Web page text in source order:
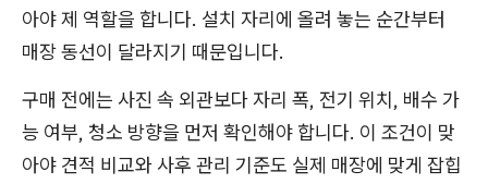
아야 제 역할을 합니다. 설치 자리에 올려 놓는 순간부터
매장 동선이 달라지기 때문입니다.
구매 전에는 사진 속 외관보다 자리 폭, 전기 위치, 배수 가
능 여부, 청소 방향을 먼저 확인해야 합니다. 이 조건이 맞
아야 견적 비교와 사후 관리 기준도 실제 매장에 맞게 잡힙